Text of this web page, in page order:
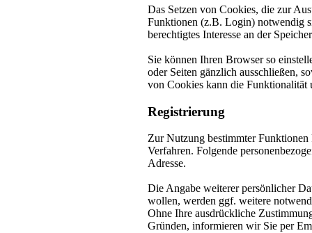
Das Setzen von Cookies, die zur
Funktionen (z.B. Login) notwendig
berechtigtes Interesse an der
Sie können Ihren Browser so
oder Seiten gänzlich ausschließen,
von Cookies kann die Funktionalität
Registrierung
Zur Nutzung bestimmter
Verfahren. Folgende
Adresse.
Die Angabe weiterer persönlicher
wollen, werden ggf. weitere
Ohne Ihre ausdrückliche
Gründen, informieren wir Sie per